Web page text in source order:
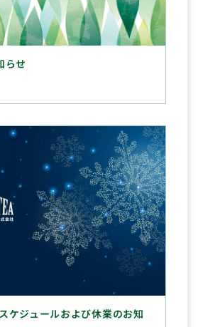
らせ
ケジュールおよび休業のお知